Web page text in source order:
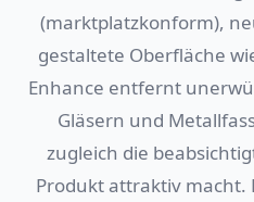
(marktplatzkonform),
gestaltete Oberfläche
Enhance entfernt
Gläsern und
zugleich die
Produkt attraktiv macht.